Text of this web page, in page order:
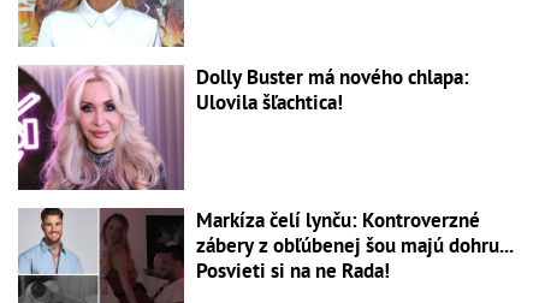
Dolly Buster má nového chlapa:
Ulovila šľachtica!
Markíza čelí lynču: Kontroverzné
zábery z obľúbenej šou majú dohru...
Posvieti si na ne Rada!